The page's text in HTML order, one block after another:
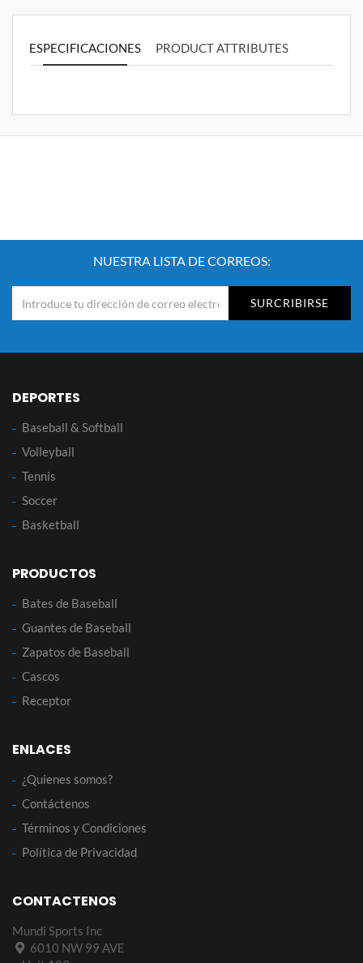
ESPECIFICACIONES PRODUCT ATTRIBUTES
NUESTRA LISTA DE CORREOS:
SURCRIBIRSE
DEPORTES
Baseball & Softball
Volleyball
Tennis
Soccer
Basketball
PRODUCTOS
Bates de Baseball
Guantes de Baseball
Zapatos de Baseball
Cascos
Receptor
ENLACES
¿Quienes somos?
Contáctenos
Términos y Condiciones
Política de Privacidad
CONTACTENOS
Mundi Sports Inc
6010 NW 99 AVE